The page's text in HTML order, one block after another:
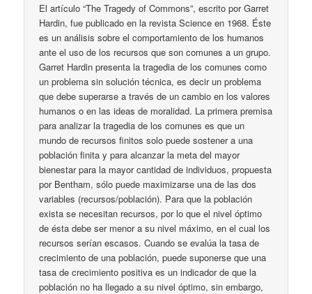
El artículo “The Tragedy of Commons”, escrito por Garret
Hardin, fue publicado en la revista Science en 1968. Éste
es un análisis sobre el comportamiento de los humanos
ante el uso de los recursos que son comunes a un grupo.
Garret Hardin presenta la tragedia de los comunes como
un problema sin solución técnica, es decir un problema
que debe superarse a través de un cambio en los valores
humanos o en las ideas de moralidad. La primera premisa
para analizar la tragedia de los comunes es que un
mundo de recursos finitos solo puede sostener a una
población finita y para alcanzar la meta del mayor
bienestar para la mayor cantidad de individuos, propuesta
por Bentham, sólo puede maximizarse una de las dos
variables (recursos/población). Para que la población
exista se necesitan recursos, por lo que el nivel óptimo
de ésta debe ser menor a su nivel máximo, en el cual los
recursos serían escasos. Cuando se evalúa la tasa de
crecimiento de una población, puede suponerse que una
tasa de crecimiento positiva es un indicador de que la
población no ha llegado a su nivel óptimo, sin embargo,